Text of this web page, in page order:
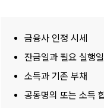
금융사 인정 시세
잔금일과 필요 실행일
소득과 기존 부채
공동명의 또는 소득